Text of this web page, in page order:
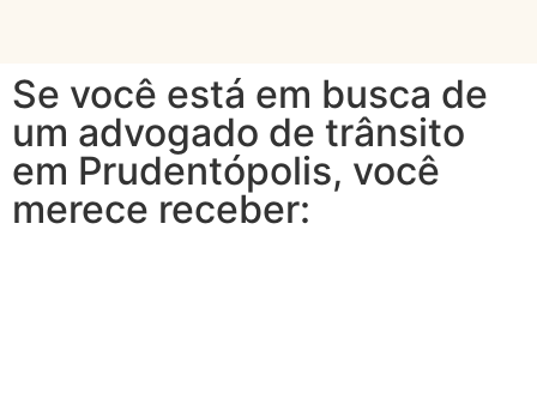
Se você está em busca de
um advogado de trânsito
em Prudentópolis, você
merece receber: